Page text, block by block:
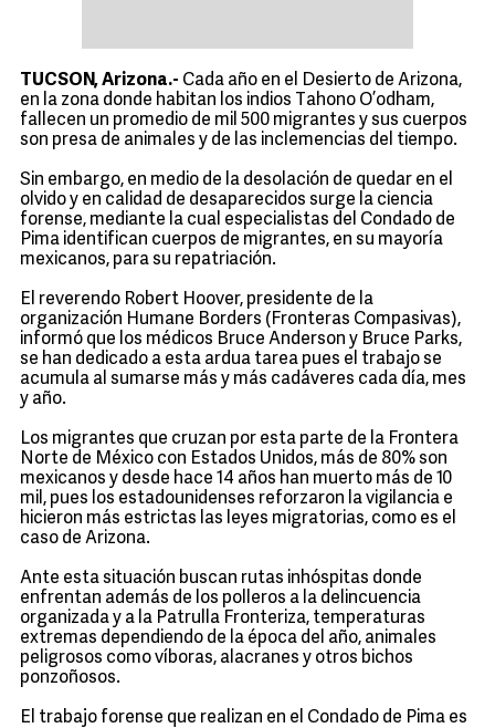
TUCSON, Arizona.- Cada año en el Desierto de Arizona,
en la zona donde habitan los indios Tahono O’odham,
fallecen un promedio de mil 500 migrantes y sus cuerpos
son presa de animales y de las inclemencias del tiempo.
Sin embargo, en medio de la desolación de quedar en el
olvido y en calidad de desaparecidos surge la ciencia
forense, mediante la cual especialistas del Condado de
Pima identifican cuerpos de migrantes, en su mayoría
mexicanos, para su repatriación.
El reverendo Robert Hoover, presidente de la
organización Humane Borders (Fronteras Compasivas),
informó que los médicos Bruce Anderson y Bruce Parks,
se han dedicado a esta ardua tarea pues el trabajo se
acumula al sumarse más y más cadáveres cada día, mes
y año.
Los migrantes que cruzan por esta parte de la Frontera
Norte de México con Estados Unidos, más de 80% son
mexicanos y desde hace 14 años han muerto más de 10
mil, pues los estadounidenses reforzaron la vigilancia e
hicieron más estrictas las leyes migratorias, como es el
caso de Arizona.
Ante esta situación buscan rutas inhóspitas donde
enfrentan además de los polleros a la delincuencia
organizada y a la Patrulla Fronteriza, temperaturas
extremas dependiendo de la época del año, animales
peligrosos como víboras, alacranes y otros bichos
ponzoñosos.
El trabajo forense que realizan en el Condado de Pima es